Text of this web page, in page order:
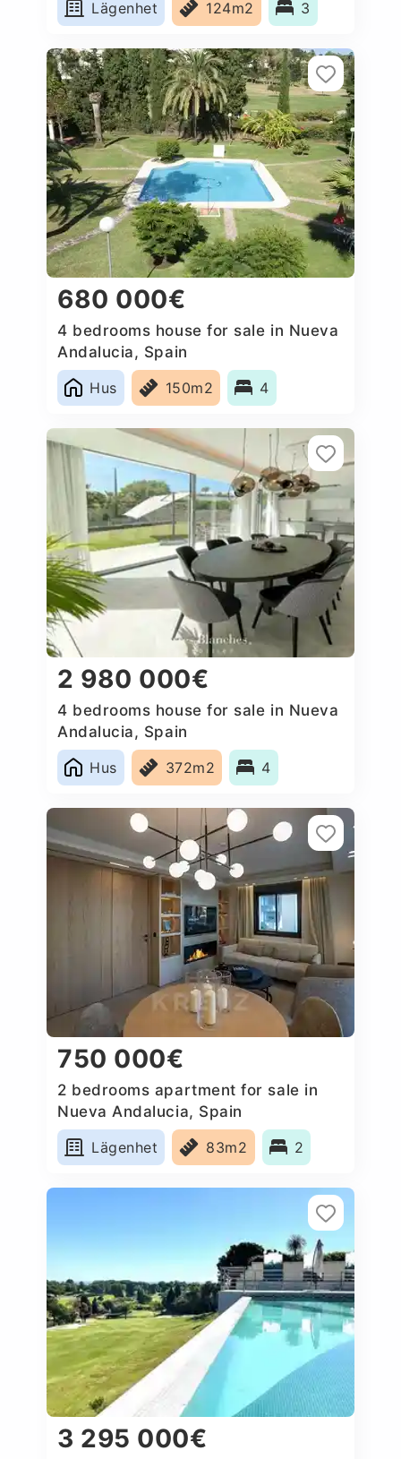
Lägenhet 124m2 3
680 000€
4 bedrooms house for sale in Nueva
Andalucia, Spain
Hus
150m2 4
2 980 000€
4 bedrooms house for sale in Nueva
Andalucia, Spain
Hus
372m2 4
750 000€
2 bedrooms apartment for sale in
Nueva Andalucia, Spain
Lägenhet
83m2 2
3 295 000€